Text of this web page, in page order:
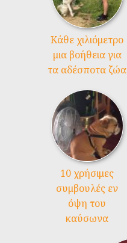
Kάθε χιλιόμετρο
μια βοήθεια για
τα αδέσποτα ζώα
10 χρήσιμες
συμβουλές εν
όψη του
καύσωνα